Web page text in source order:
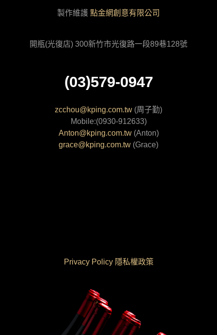
製作維護 點金網創意有限公司
開瓶(光復店) 300新竹市光復路一段89巷128號
(03)579-0947
zcchou@kping.com.tw (周子勤)
Mobile:(0930-912633)
Anton@kping.com.tw(Anton)
grace@kping.com.tw (Grace)
Privacy Policy 隱私權政策